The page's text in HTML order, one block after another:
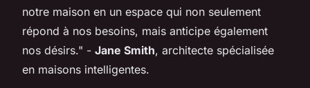
notre maison en un espace qui non seulement
répond à nos besoins, mais anticipe également
nos désirs." - Jane Smith, architecte spécialisée
en maisons intelligentes.